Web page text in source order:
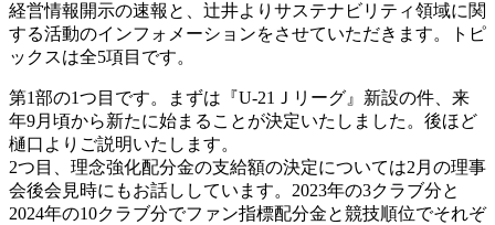
経営情報開示の速報と、辻井よりサステナビリティ領域に関
する活動のインフォメーションをさせていただきます。トピ
ックスは全5項目です。
第1部の1つ目です。まずは『U-21Ｊリーグ』新設の件、来
年9月頃から新たに始まることが決定いたしました。後ほど
樋口よりご説明いたします。
2つ目、理念強化配分金の支給額の決定については2月の理事
会後会見時にもお話ししています。2023年の3クラブ分と
2024年の10クラブ分でファン指標配分金と競技順位でそれぞ